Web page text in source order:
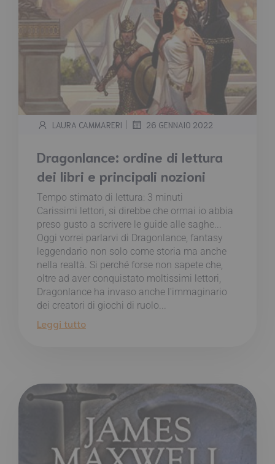
LAURA CAMMARERI | 26 GENNAIO 2022
Dragonlance: ordine di lettura
dei libri e principali nozioni
Tempo stimato di lettura: 3 minuti
Carissimi lettori, si direbbe che ormai io abbia
preso gusto a scrivere le guide alle saghe...
Oggi vorrei parlarvi di Dragonlance, fantasy
leggendario non solo come storia ma anche
nella realtà. Si perché forse non sapete che,
oltre ad aver conquistato moltissimi lettori,
Dragonlance ha invaso anche l'immaginario
dei creatori di giochi di ruolo...
Leggi tutto